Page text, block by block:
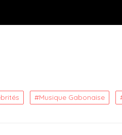
Musique Gabonaise